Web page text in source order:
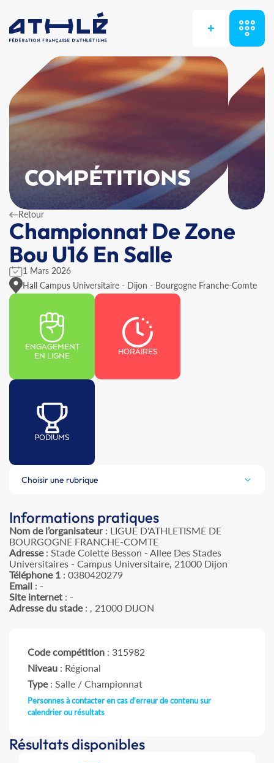
+
COMPÉTITIONS
Retour
Championnat De Zone
Bou U16 En Salle
1 Mars 2026
Hall Campus Universitaire - Dijon - Bourgogne Franche-Comte
ENGAGEMENT
EN LIGNE
HORAIRES
PODIUMS
Choisir une rubrique
Informations pratiques
Nom de l’organisateur: LIGUE D'ATHLETISME DE
BOURGOGNE FRANCHE-COMTE
Adresse: Stade Colette Besson - Allee Des Stades
Universitaires - Campus Universitaire, 21000 Dijon
Téléphone 1 : 0380420279
Email : -
Site internet : -
Adresse du stade: , 21000 DIJON
Code compétition : 315982
Niveau : Régional
Type: Salle / Championnat
Personnes à contacter en cas d'erreur de contenu sur
calendrier ou résultats
Résultats disponibles